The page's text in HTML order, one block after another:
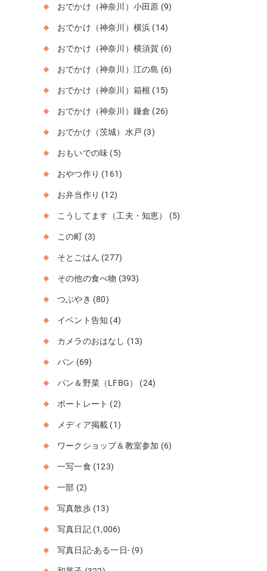
おでかけ（神奈川）小田原 (9)
おでかけ（神奈川）横浜 (14)
おでかけ（神奈川）横須賀 (6)
おでかけ（神奈川）江の島 (6)
おでかけ（神奈川）箱根 (15)
おでかけ（神奈川）鎌倉 (26)
おでかけ（茨城）水戸 (3)
おもいでの味 (5)
おやつ作り (161)
お弁当作り (12)
こうしてます（工夫・知恵） (5)
この町 (3)
そとごはん (277)
その他の食べ物 (393)
つぶやき (80)
イベント告知 (4)
カメラのおはなし (13)
パン (69)
パン＆野菜（LFBG） (24)
ポートレート (2)
メディア掲載 (1)
ワークショップ＆教室参加 (6)
一写一食 (123)
一部 (2)
写真散歩(13)
写真日記(1,006)
写真日記-ある一日- (9)